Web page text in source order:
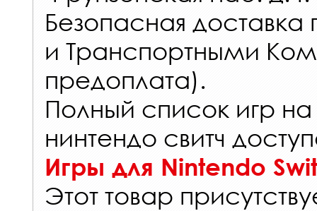
Безопасная
и Транспортными
предоплата).
Полный список игр
нинтендо свитч
Игры для Nintendo
Этот товар